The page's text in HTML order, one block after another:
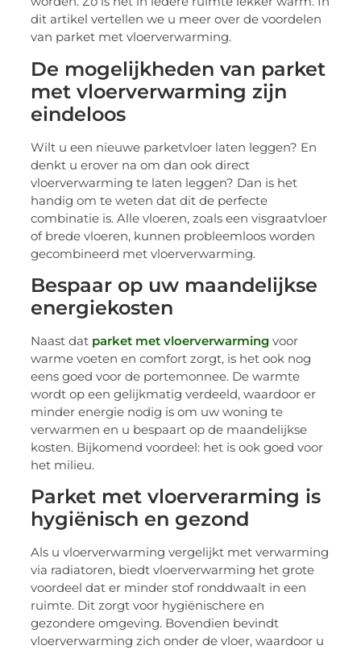
dit artikel vertellen we u meer over de voordelen
van parket met vloerverwarming.
De mogelijkheden van parket
met vloerverwarming zijn
eindeloos
Wilt u een nieuwe parketvloer laten leggen? En
denkt u erover na om dan ook direct
vloerverwarming te laten leggen? Dan is het
handig om te weten dat dit de perfecte
combinatie is. Alle vloeren, zoals een visgraatvloer
of brede vloeren, kunnen probleemloos worden
gecombineerd met vloerverwarming.
Bespaar op uw maandelijkse
energiekosten
Naast dat parket met vloerverwarming voor
warme voeten en comfort zorgt, is het ook nog
eens goed voor de portemonnee. De warmte
wordt op een gelijkmatig verdeeld, waardoor er
minder energie nodig is om uw woning te
verwarmen en u bespaart op de maandelijkse
kosten. Bijkomend voordeel: het is ook goed voor
het milieu.
Parket met vloerverarming is
hygiënisch en gezond
Als u vloerverwarming vergelijkt met verwarming
via radiatoren, biedt vloerverwarming het grote
voordeel dat er minder stof ronddwaalt in een
ruimte. Dit zorgt voor hygiënischere en
gezondere omgeving. Bovendien bevindt
vloerverwarming zich onder de vloer, waardoor u